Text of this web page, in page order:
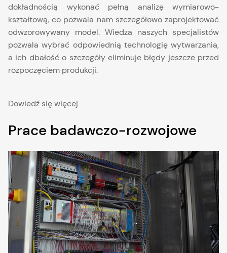
dokładnością wykonać pełną analizę wymiarowo-
kształtową, co pozwala nam szczegółowo zaprojektować
odwzorowywany model. Wiedza naszych specjalistów
pozwala wybrać odpowiednią technologię wytwarzania,
a ich dbałość o szczegóły eliminuje błędy jeszcze przed
rozpoczęciem produkcji.
Dowiedź się więcej
Prace badawczo-rozwojowe